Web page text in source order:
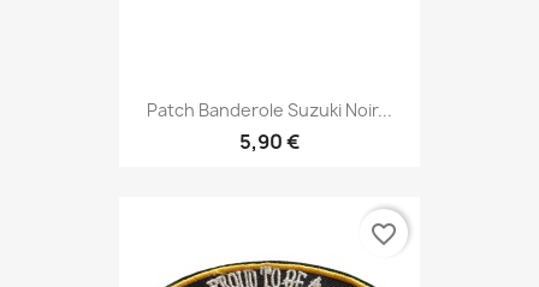
Patch Banderole Suzuki Noir...
5,90 €
favorite_border